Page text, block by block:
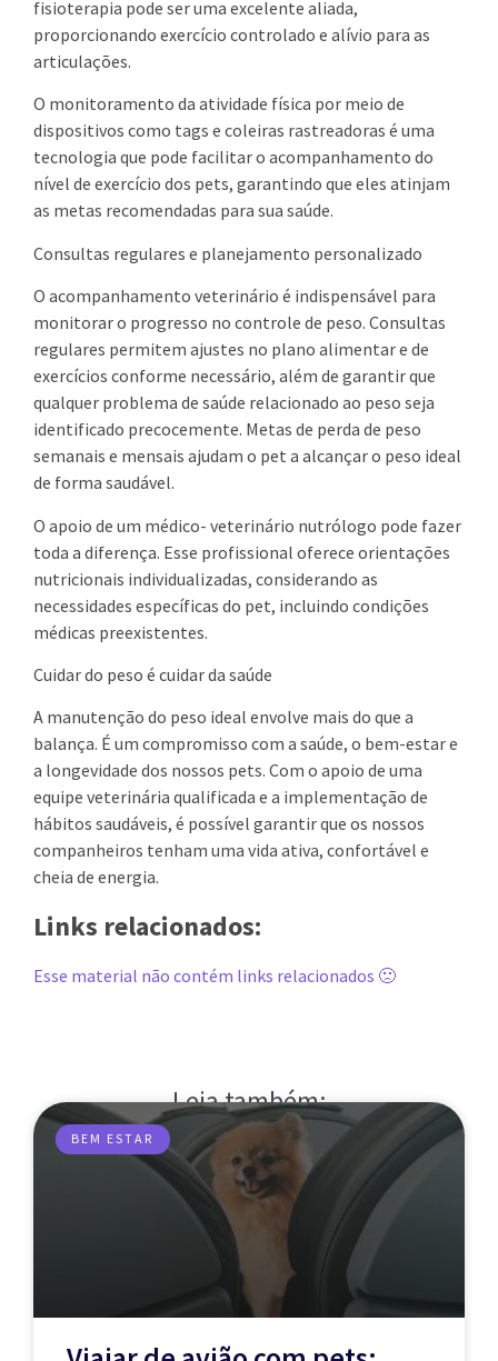
fisioterapia pode ser uma excelente aliada,
proporcionando exercício controlado e alívio para as
articulações.
O monitoramento da atividade física por meio de
dispositivos como tags e coleiras rastreadoras é uma
tecnologia que pode facilitar o acompanhamento do
nível de exercício dos pets, garantindo que eles atinjam
as metas recomendadas para sua saúde.
Consultas regulares e planejamento personalizado
O acompanhamento veterinário é indispensável para
monitorar o progresso no controle de peso. Consultas
regulares permitem ajustes no plano alimentar e de
exercícios conforme necessário, além de garantir que
qualquer problema de saúde relacionado ao peso seja
identificado precocemente. Metas de perda de peso
semanais e mensais ajudam o pet a alcançar o peso ideal
de forma saudável.
O apoio de um médico- veterinário nutrólogo pode fazer
toda a diferença. Esse profissional oferece orientações
nutricionais individualizadas, considerando as
necessidades específicas do pet, incluindo condições
médicas preexistentes.
Cuidar do peso é cuidar da saúde
A manutenção do peso ideal envolve mais do que a
balança. É um compromisso com a saúde, o bem-estar e
a longevidade dos nossos pets. Com o apoio de uma
equipe veterinária qualificada e a implementação de
hábitos saudáveis, é possível garantir que os nossos
companheiros tenham uma vida ativa, confortável e
cheia de energia.
Links relacionados:
Esse material não contém links relacionados 🙁
Leia também:
BEM ESTAR